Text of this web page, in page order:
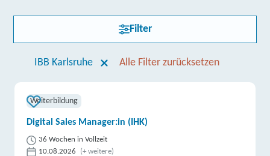
Filter
IBB Karlsruhe Alle Filter zurücksetzen
Weiterbildung
Digital Sales Manager:in (IHK)
36 Wochen in Vollzeit
10.08.2026
(+ weitere)